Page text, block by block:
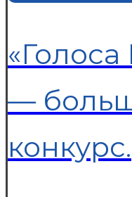
—
конкурс.